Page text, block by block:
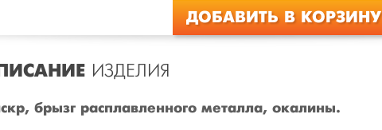
ДОБАВИТЬ В КОРЗИНУ
ИЗДЕЛИЯ
брызг расплавленного металла, окалины.